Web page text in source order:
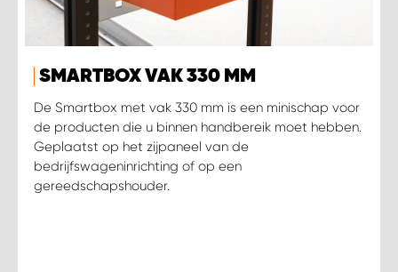
SMARTBOX VAK 330 MM
De Smartbox met vak 330 mm is een minischap voor
de producten die u binnen handbereik moet hebben.
Geplaatst op het zijpaneel van de
bedrijfswageninrichting of op een
gereedschapshouder.